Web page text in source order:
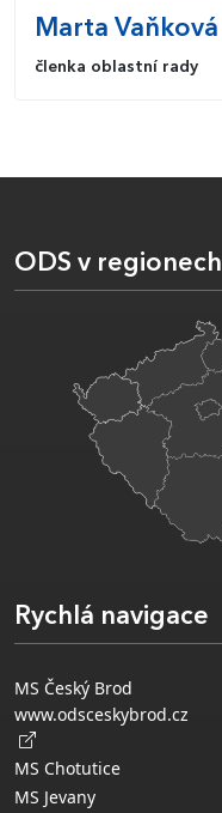
Marta Vaňková
členka oblastní rady
ODS v regionech
Rychlá navigace
MS Český Brod
www.odsceskybrod.cz
MS Chotutice
MS Jevany